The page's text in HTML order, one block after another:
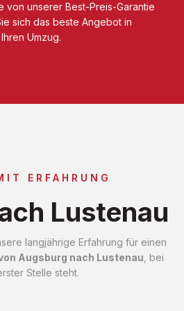
von unserer Best-Preis-Garantie
sich das beste Angebot in
Umzug.
ERFAHRUNG
Lustenau
langjährige Erfahrung für einen
Augsburg nach Lustenau , bei
Stelle steht.